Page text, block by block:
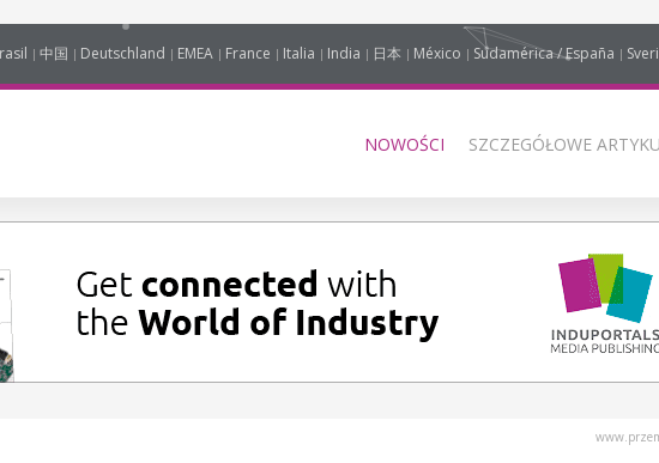
中国 Deutschland EMEA France Italia India 日本 México Sudamérica / España
NOWOŚCI SZCZEGÓŁOWE